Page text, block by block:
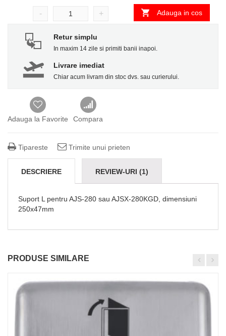
- + Adauga in cos
Retur simplu
In maxim 14 zile si primiti banii inapoi.
Livrare imediat
Chiar acum livram din stoc dvs. sau curierului.
Adauga la Favorite Compara
Tipareste Trimite unui prieten
DESCRIERE REVIEW-URI (1)
Suport L pentru AJS-280 sau AJSX-280KGD, dimensiuni
250x47mm
PRODUSE SIMILARE